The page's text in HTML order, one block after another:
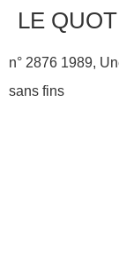
LE
n° 2876 1989,
sans fins